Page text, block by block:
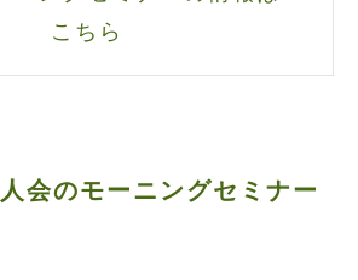
こちら
会のモーニングセミナー